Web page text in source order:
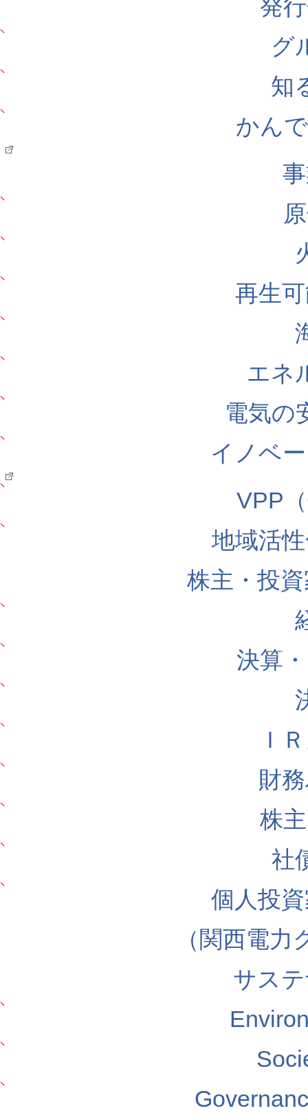
発
グ
知
かん
再生
エネ
電気の
イノベ
VPP
地域活
株主・投
決算
Ｉ
財
株
社
個人投
（関西電
サス